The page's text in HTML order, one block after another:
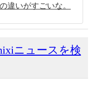
違いがすごいな。
ニュースを検